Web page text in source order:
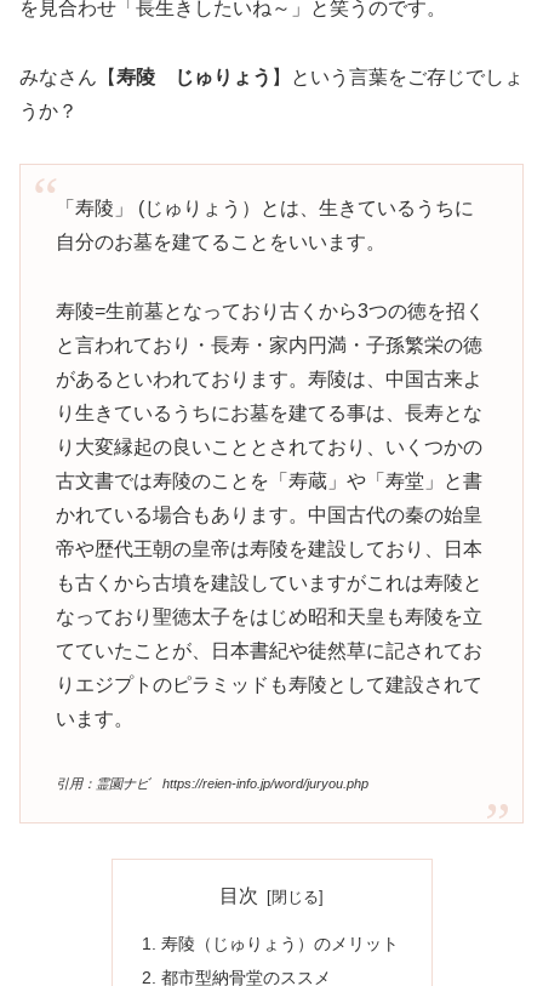
を見合わせ「長生きしたいね～」と笑うのです。
みなさん【寿陵 じゅりょう 】という言葉をご存じでしょ
うか？
「寿陵」 (じゅりょう）とは、生きているうちに
自分のお墓を建てることをいいます。
寿陵=生前墓となっており古くから3つの徳を招く
と言われており・長寿・家内円満・子孫繁栄の徳
があるといわれております。寿陵は、中国古来よ
り生きているうちにお墓を建てる事は、長寿とな
り大変縁起の良いこととされており、いくつかの
古文書では寿陵のことを「寿蔵」や「寿堂」と書
かれている場合もあります。中国古代の秦の始皇
帝や歴代王朝の皇帝は寿陵を建設しており、日本
も古くから古墳を建設していますがこれは寿陵と
なっており聖徳太子をはじめ昭和天皇も寿陵を立
てていたことが、日本書紀や徒然草に記されてお
りエジプトのピラミッドも寿陵として建設されて
います。
引用：霊園ナビ https://reien-info.jp/word/juryou.php
目次
寿陵（じゅりょう）のメリット
都市型納骨堂のススメ